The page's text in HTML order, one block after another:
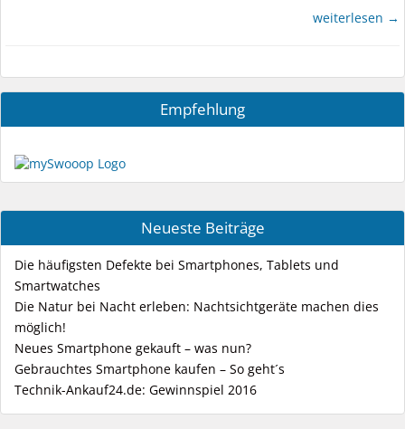
weiterlesen →
Empfehlung
Neueste Beiträge
Die häufigsten Defekte bei Smartphones, Tablets und
Smartwatches
Die Natur bei Nacht erleben: Nachtsichtgeräte machen dies
möglich!
Neues Smartphone gekauft – was nun?
Gebrauchtes Smartphone kaufen – So geht´s
Technik-Ankauf24.de: Gewinnspiel 2016